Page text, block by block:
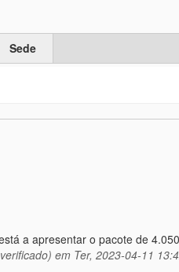
Sede
a apresentar o pacote de
em Ter, 2023-04-11